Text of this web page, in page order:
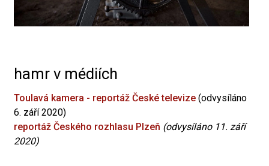
hamr v médiích
Toulavá kamera - reportáž České televize (odvysíláno
6. září 2020)
reportáž Českého rozhlasu Plzeň (odvysíláno 11. září
2020)